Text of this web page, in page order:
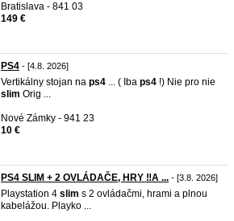
Bratislava - 841 03
149 €
PS4 - [4.8. 2026]
Vertikálny stojan na ps4 ... ( Iba ps4 !) Nie pro nie
slim Orig ...
Nové Zámky - 941 23
10 €
PS4 SLIM + 2 OVLÁDAČE, HRY ‼️A ... - [3.8. 2026]
Playstation 4 slim s 2 ovládačmi, hrami a plnou
kabelážou. Playko ...